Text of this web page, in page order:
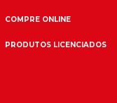
COMPRE ONLINE
PRODUTOS LICENCIADOS